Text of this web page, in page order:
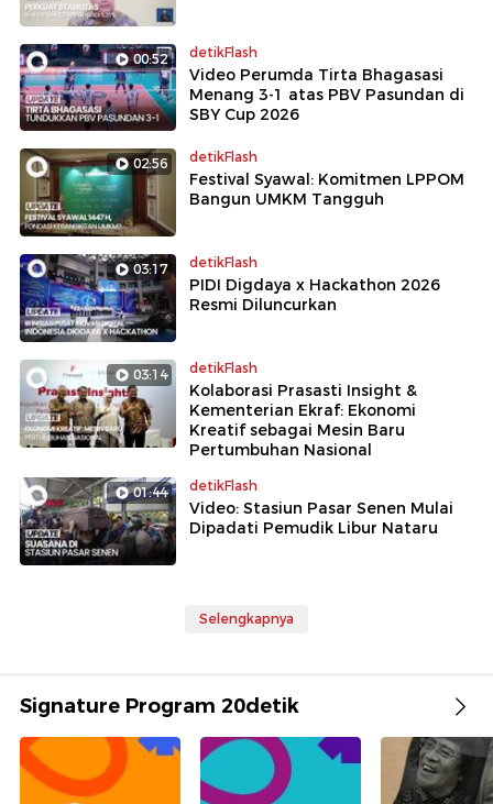
00:52 detikFlash
Video Perumda Tirta Bhagasasi
Menang 3-1 atas PBV Pasundan di
SBY Cup 2026
02:56 detikFlash
Festival Syawal: Komitmen LPPOM
Bangun UMKM Tangguh
03:17 detikFlash
PIDI Digdaya x Hackathon 2026
Resmi Diluncurkan
03:14 detikFlash
Kolaborasi Prasasti Insight &
Kementerian Ekraf: Ekonomi
Kreatif sebagai Mesin Baru
Pertumbuhan Nasional
01:44 detikFlash
Video: Stasiun Pasar Senen Mulai
Dipadati Pemudik Libur Nataru
Selengkapnya
Signature Program 20detik